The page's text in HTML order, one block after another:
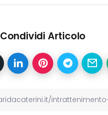
Condividi Articolo